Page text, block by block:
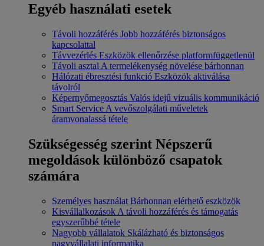
Egyéb használati esetek
Távoli hozzáférés Jobb hozzáférés biztonságos
kapcsolattal
Távvezérlés Eszközök ellenőrzése platformfüggetlenül
Távoli asztal A termelékenység növelése bárhonnan
Hálózati ébresztési funkció Eszközök aktiválása
távolról
Képernyőmegosztás Valós idejű vizuális kommunikáció
Smart Service A vevőszolgálati műveletek
áramvonalassá tétele
Szükségesség szerint Népszerű
megoldások különböző csapatok
számára
Személyes használat Bárhonnan elérhető eszközök
Kisvállalkozások A távoli hozzáférés és támogatás
egyszerűbbé tétele
Nagyobb vállalatok Skálázható és biztonságos
nagyvállalati informatika